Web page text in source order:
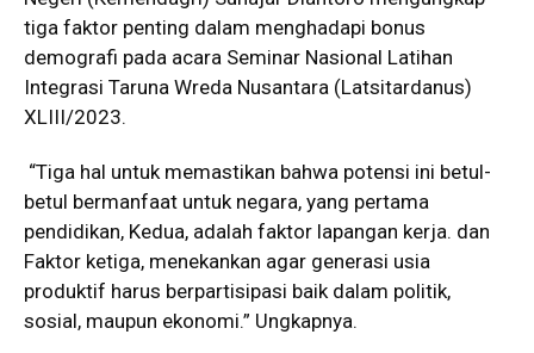
tiga faktor penting dalam menghadapi bonus
demografi pada acara Seminar Nasional Latihan
Integrasi Taruna Wreda Nusantara (Latsitardanus)
XLIII/2023.
“Tiga hal untuk memastikan bahwa potensi ini betul-
betul bermanfaat untuk negara, yang pertama
pendidikan, Kedua, adalah faktor lapangan kerja. dan
Faktor ketiga, menekankan agar generasi usia
produktif harus berpartisipasi baik dalam politik,
sosial, maupun ekonomi.” Ungkapnya.